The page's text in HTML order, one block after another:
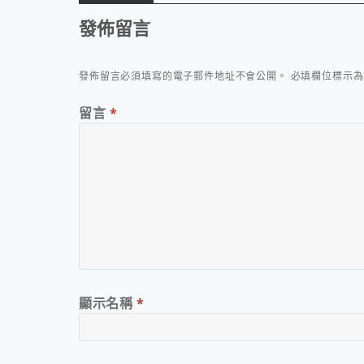
發佈留言
發佈留言必須填寫的電子郵件地址不會公開。 必填欄位標示
留言 *
顯示名稱*